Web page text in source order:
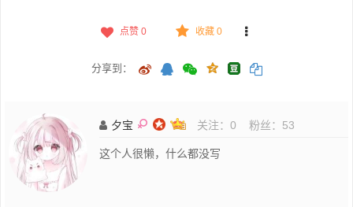
点赞 0 收藏 0
分享到：
夕宝 关注： 0 粉丝： 53
这个人很懒，什么都没写